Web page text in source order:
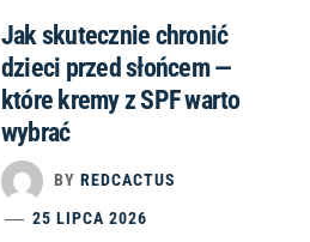
Jak skutecznie chronić
dzieci przed słońcem —
które kremy z SPF warto
wybrać
BY REDCACTUS
25 LIPCA 2026